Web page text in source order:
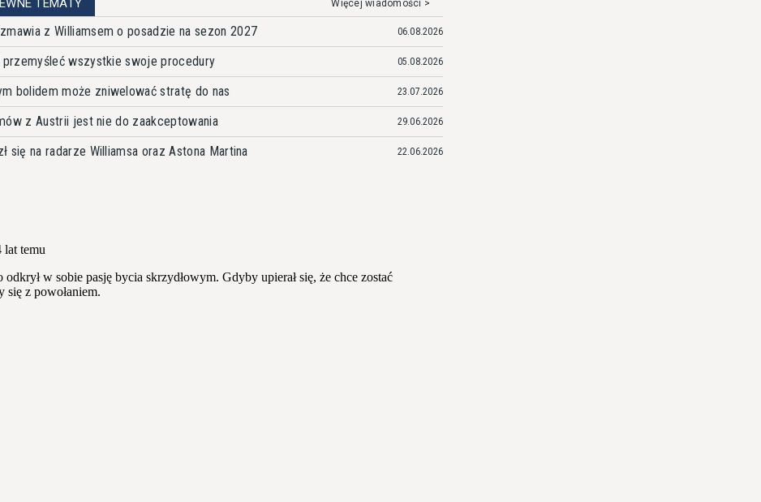
TEMATY Więcej wiadomości >
z Williamsem o posadzie na sezon 2027 06.08.2026
przemyśleć wszystkie swoje procedury 05.08.2026
bolidem może zniwelować stratę do nas 23.07.2026
z Austrii jest nie do zaakceptowania 29.06.2026
się na radarze Williamsa oraz Astona Martina 22.06.2026